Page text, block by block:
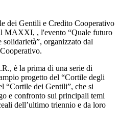
dei Gentili e Credito Cooperativo
MAXXI, , l'evento “Quale futuro
solidarietà”, organizzato dal
è la prima di una serie di
progetto del “Cortile degli
“Cortile dei Gentili”, che si
e confronto sui principali temi
dell’ultimo triennio e da loro